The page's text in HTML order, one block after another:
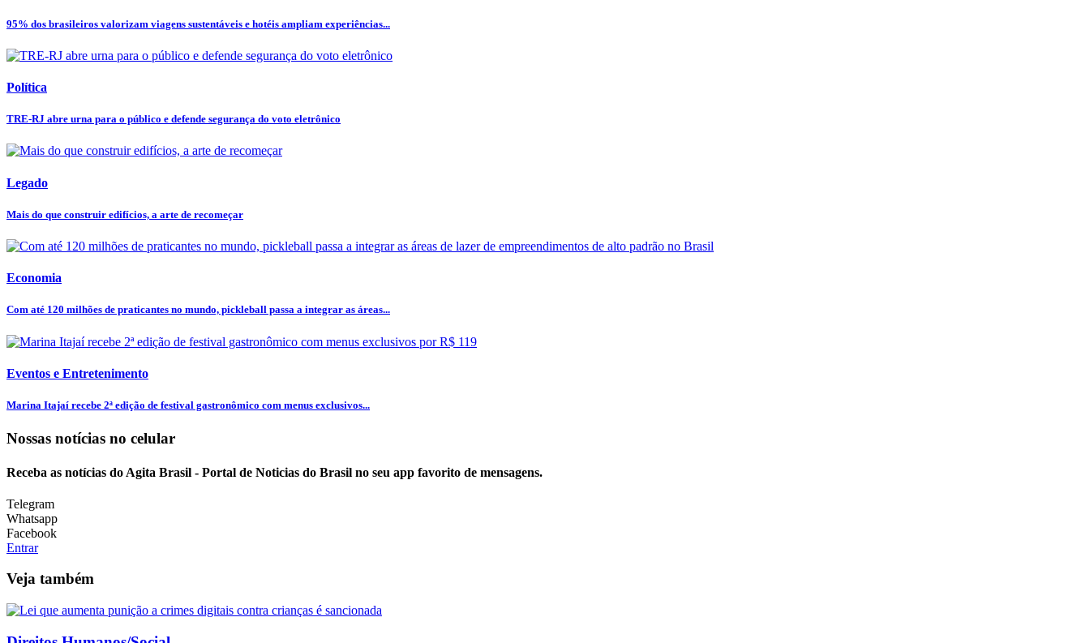
95% dos brasileiros valorizam viagens sustentáveis e hotéis ampliam experiências...
Política
TRE-RJ abre urna para o público e defende segurança do voto eletrônico
Legado
Mais do que construir edifícios, a arte de recomeçar
Economia
Com até 120 milhões de praticantes no mundo, pickleball passa a integrar as áreas...
Eventos e Entretenimento
Marina Itajaí recebe 2ª edição de festival gastronômico com menus exclusivos...
Nossas notícias no celular
Receba as notícias do Agita Brasil - Portal de Noticias do Brasil no seu app favorito de mensagens.
Telegram
Whatsapp
Facebook
Entrar
Veja também